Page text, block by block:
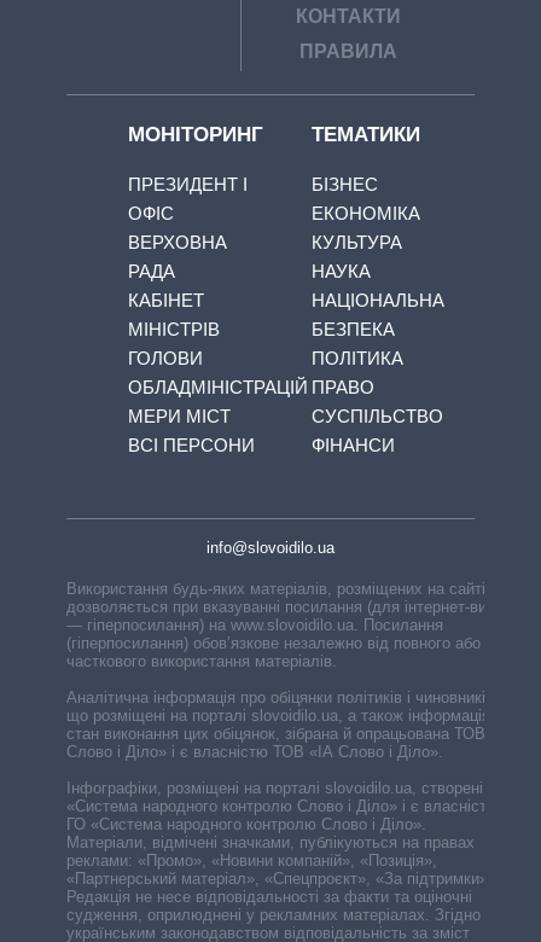
КОНТАКТИ
ПРАВИЛА
МОНІТОРИНГ
ПРЕЗИДЕНТ І
ОФІС
ВЕРХОВНА
РАДА
КАБІНЕТ
МІНІСТРІВ
ГОЛОВИ
ОБЛАДМІНІСТРАЦІЙ
МЕРИ МІСТ
ВСІ ПЕРСОНИ
ТЕМАТИКИ
БІЗНЕС
ЕКОНОМІКА
КУЛЬТУРА
НАУКА
НАЦІОНАЛЬНА
БЕЗПЕКА
ПОЛІТИКА
ПРАВО
СУСПІЛЬСТВО
ФІНАНСИ
info@slovoidilo.ua
Використання будь-яких матеріалів, розміщених на сайті,
дозволяється при вказуванні посилання (для інтернет-видань
— гіперпосилання) на www.slovoidilo.ua. Посилання
(гіперпосилання) обов’язкове незалежно від повного або
часткового використання матеріалів.
Аналітична інформація про обіцянки політиків і чиновників,
що розміщені на порталі slovoidilo.ua, а також інформація про
стан виконання цих обіцянок, зібрана й опрацьована ТОВ «ІА
Слово і Діло» і є власністю ТОВ «ІА Слово і Діло».
Інфографіки, розміщені на порталі slovoidilo.ua, створені ГО
«Система народного контролю Слово і Діло» і є власністю
ГО «Система народного контролю Слово і Діло».
Матеріали, відмічені значками, публікуються на правах
реклами: «Промо», «Новини компаній», «Позиція»,
«Партнерський матеріал», «Спецпроєкт», «За підтримки».
Редакція не несе відповідальності за факти та оціночні
судження, оприлюднені у рекламних матеріалах. Згідно з
українським законодавством відповідальність за зміст